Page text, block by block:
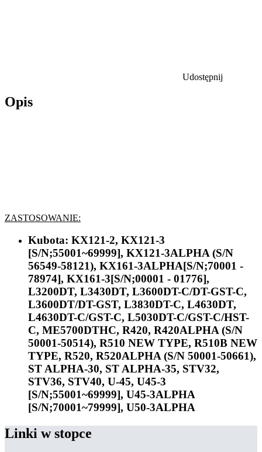
Udostępnij
Opis
ZASTOSOWANIE:
Kubota: KX121-2, KX121-3
[S/N;55001~69999], KX121-3ALPHA (S/N
56549-58121), KX161-3ALPHA[S/N;70001 -
78974], KX161-3[S/N;00001 - 01776],
L3200DT, L3430DT, L3600DT-C/DT-GST-C,
L3600DT/DT-GST, L3830DT-C, L4630DT,
L4630DT-C/GST-C, L5030DT-C/GST-C/HST-
C, ME5700DTHC, R420, R420ALPHA (S/N
50001-50514), R510 NEW TYPE, R510B NEW
TYPE, R520, R520ALPHA (S/N 50001-50661),
ST ALPHA-30, ST ALPHA-35, STV32,
STV36, STV40, U-45, U45-3
[S/N;55001~69999], U45-3ALPHA
[S/N;70001~79999], U50-3ALPHA
Linki w stopce